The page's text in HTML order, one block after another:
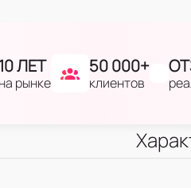
10 ЛЕТ
на рынке
50 000+
клиентов